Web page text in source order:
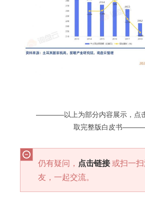
————以上为部分内容展示，点击
取完整版白皮书
仍有疑问， 点击链接或扫一
友，一起交流。